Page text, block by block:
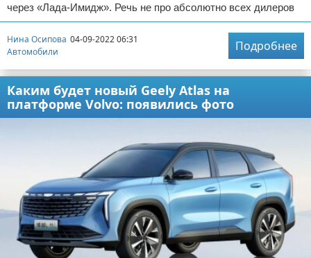
через «Лада-Имидж». Речь не про абсолютно всех дилеров
Нина Осипова 04-09-2022 06:31
Автомобили
Подробнее
Каким будет новый Geely Atlas на
платформе Volvo: появились фото